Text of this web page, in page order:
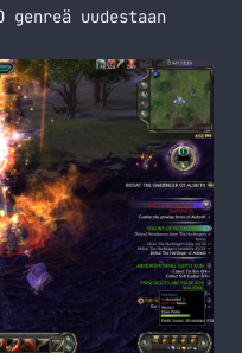
uudestaan